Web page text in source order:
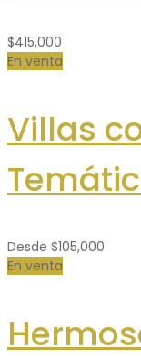
Cana
$415,000
En venta
Villas
Este
Desde $105,000
En venta